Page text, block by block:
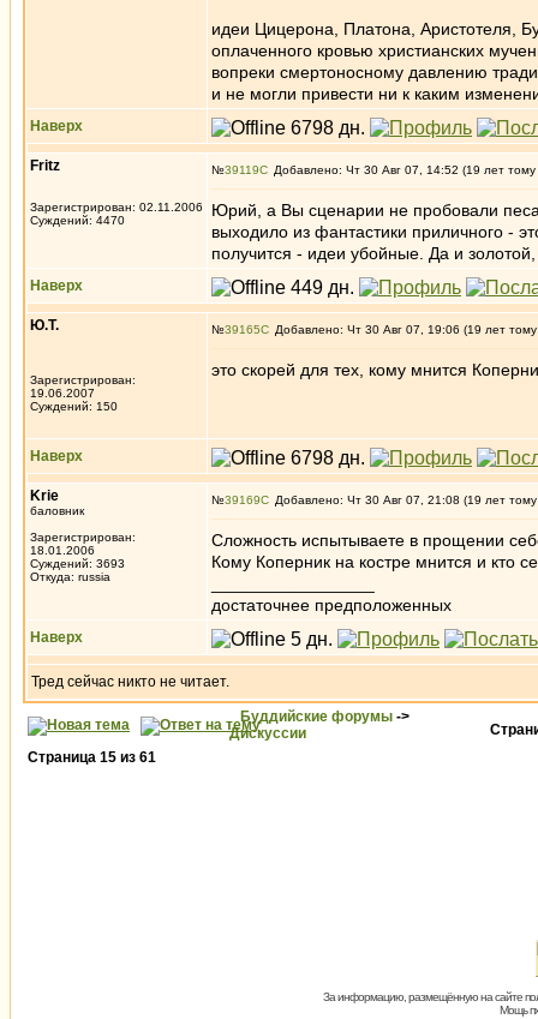
идеи Цицерона, Платона, Аристотеля,
оплаченного кровью христианских
вопреки смертоносному давлению
и не могли привести ни к каким
Наверх
Fritz
Зарегистрирован: 02.11.2006
Суждений: 4470
№39119 Добавлено: Чт 30 Авг 07, 14:52 (19 лет тому
Юрий, а Вы сценарии не пробовали
выходило из фантастики приличного -
получится - идеи убойные. Да и
Наверх
Ю.Т.
Зарегистрирован:
19.06.2007
Суждений: 150
№39165 Добавлено: Чт 30 Авг 07, 19:06 (19 лет
это скорей для тех, кому мнится
Наверх
Krie
баловник
Зарегистрирован:
18.01.2006
Суждений: 3693
Откуда: russia
№39169 Добавлено: Чт 30 Авг 07, 21:08 (19 лет
Сложность испытываете в прощении
Кому Коперник на костре мнится и кто
достаточнее предположенных
Наверх
Тред сейчас никто не читает.
Буддийские форумы ->
Дискуссии
Страница 15 из 61
За информацию, размещённую на сайте
Мощь